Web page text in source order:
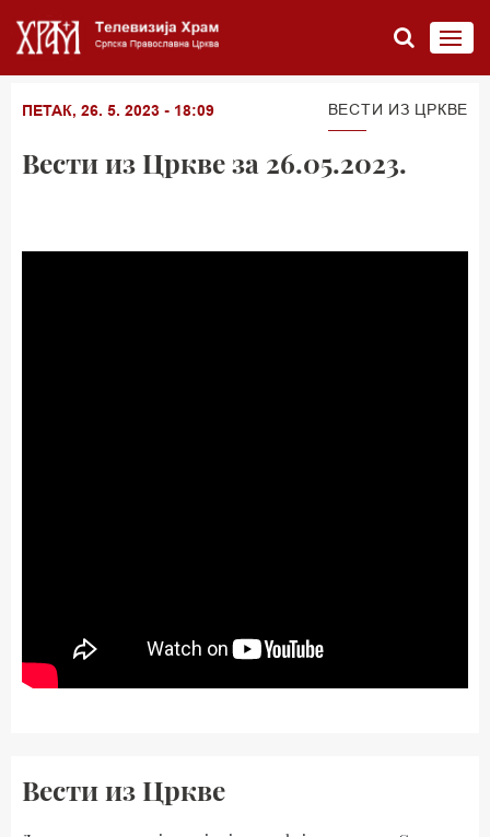
ПЕТАК, 26. 5. 2023 - 18:09 ВЕСТИ ИЗ ЦРКВЕ
Вести из Цркве за 26.05.2023.
Вести из Цркве